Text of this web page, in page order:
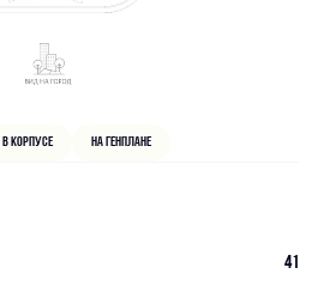
В корпусе На генплане
41